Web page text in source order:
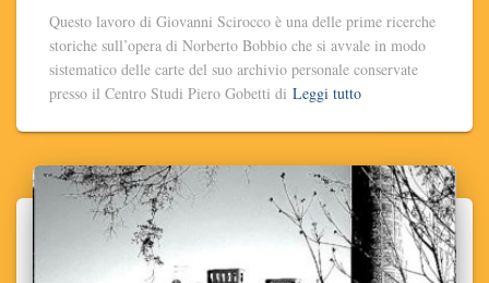
Questo lavoro di Giovanni Scirocco è una delle prime ricerche
storiche sull’opera di Norberto Bobbio che si avvale in modo
sistematico delle carte del suo archivio personale conservate
presso il Centro Studi Piero Gobetti di Leggi tutto